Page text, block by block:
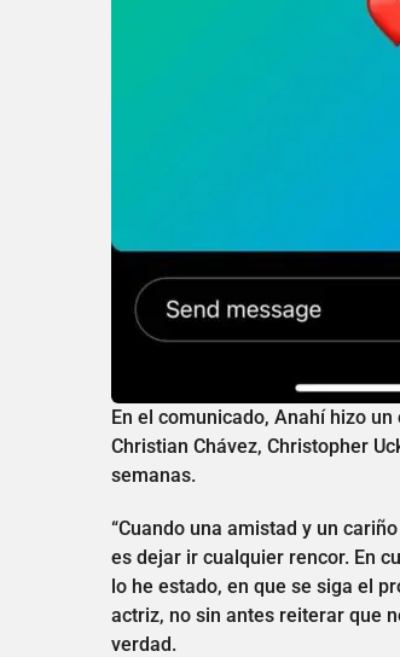
En el comunicado, Anahí hizo
Christian Chávez, Christopher
semanas.
“Cuando una amistad y un
es dejar ir cualquier rencor. En
lo he estado, en que se siga el
actriz, no sin antes reiterar que
verdad.